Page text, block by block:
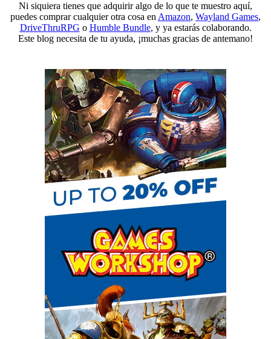
Ni siquiera tienes que adquirir algo de lo que te muestro aquí,
puedes comprar cualquier otra cosa en Amazon, Wayland Games,
DriveThruRPG o Humble Bundle, y ya estarás colaborando.
Este blog necesita de tu ayuda, ¡muchas gracias de antemano!